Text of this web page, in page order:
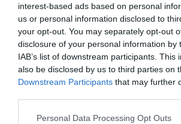
interest-based ads based on personal
us or personal information disclosed to
your opt-out. You may separately opt-out
disclosure of your personal information by
IAB’s list of downstream participants. This
also be disclosed by us to third parties on
Downstream Participants that may further
Please note that this website/app uses
Personal Data Processing Opt Outs
PRONEWS.GR / ΤΟΥΡΚΙΑ